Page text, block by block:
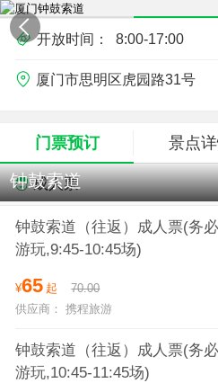
钟鼓索道
开放时间： 8:00-17:00
厦门市思明区虎园路31号
门票预订 景点
成人票
钟鼓索道（往返）成人票(务
游玩,9:45-10:45场)
¥65 起
70.00
供应商： 携程旅游
钟鼓索道（往返）成人票(务
游玩,10:45-11:45场)